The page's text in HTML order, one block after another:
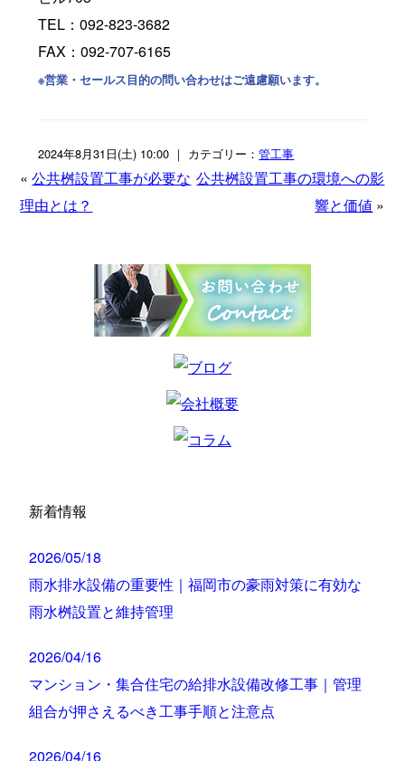
TEL：092-823-3682
FAX：092-707-6165
※営業・セールス目的の問い合わせはご遠慮願います。
2024年8月31日(土) 10:00 ｜ カテゴリー：管工事
«公共桝設置工事が必要な
理由とは？
公共桝設置工事の環境への影
響と価値 »
新着情報
2026/05/18
雨水排水設備の重要性｜福岡市の豪雨対策に有効な
雨水桝設置と維持管理
2026/04/16
マンション・集合住宅の給排水設備改修工事｜管理
組合が押さえるべき工事手順と注意点
2026/04/16